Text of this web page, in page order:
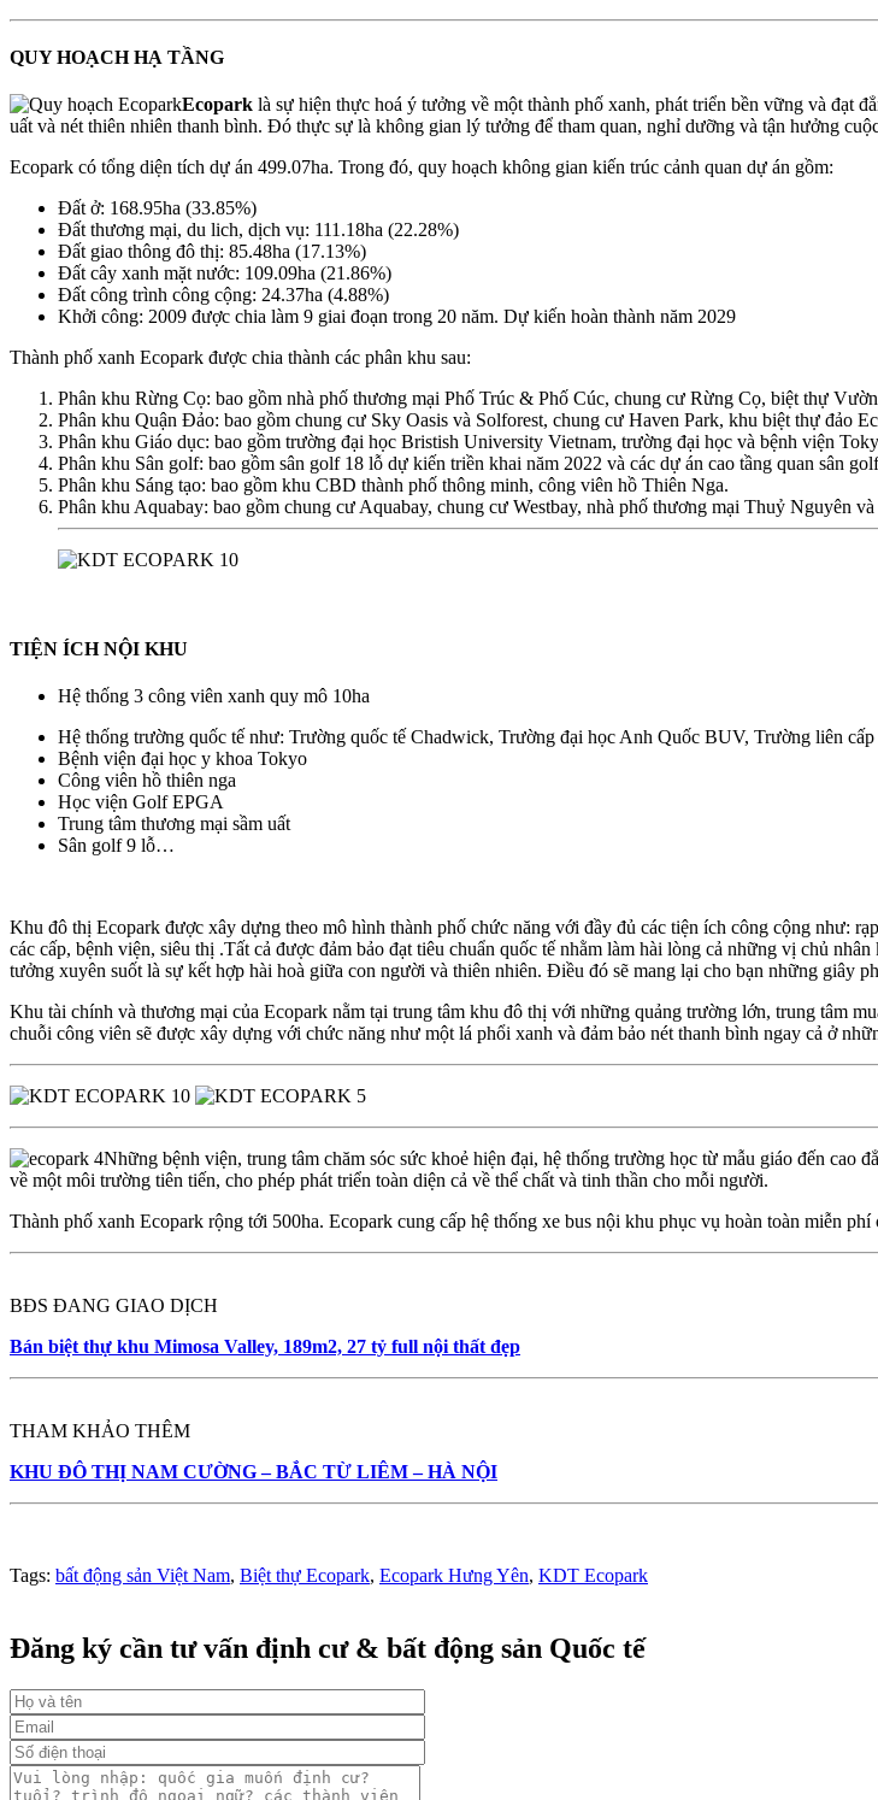
QUY HOẠCH HẠ TẦNG
Ecopark là sự hiện thực hoá ý tưởng về một thành phố xanh, phát triển bền vững và đạt
uất và nét thiên nhiên thanh bình. Đó thực sự là không gian lý tưởng để tham quan, nghỉ dưỡng và tận hưởng
Ecopark có tổng diện tích dự án 499.07ha. Trong đó, quy hoạch không gian kiến trúc cảnh quan dự án gồm:
Đất ở: 168.95ha (33.85%)
Đất thương mại, du lich, dịch vụ: 111.18ha (22.28%)
Đất giao thông đô thị: 85.48ha (17.13%)
Đất cây xanh mặt nước: 109.09ha (21.86%)
Đất công trình công cộng: 24.37ha (4.88%)
Khởi công: 2009 được chia làm 9 giai đoạn trong 20 năm. Dự kiến hoàn thành năm 2029
Thành phố xanh Ecopark được chia thành các phân khu sau:
Phân khu Rừng Cọ: bao gồm nhà phố thương mại Phố Trúc & Phố Cúc, chung cư Rừng Cọ, biệt thự
Phân khu Quận Đảo: bao gồm chung cư Sky Oasis và Solforest, chung cư Haven Park, khu biệt thự đảo
Phân khu Giáo dục: bao gồm trường đại học Bristish University Vietnam, trường đại học và bệnh viện
Phân khu Sân golf: bao gồm sân golf 18 lỗ dự kiến triền khai năm 2022 và các dự án cao tầng quan sân
Phân khu Sáng tạo: bao gồm khu CBD thành phố thông minh, công viên hồ Thiên Nga.
Phân khu Aquabay: bao gồm chung cư Aquabay, chung cư Westbay, nhà phố thương mại Thuỷ Nguyên
TIỆN ÍCH NỘI KHU
Hệ thống 3 công viên xanh quy mô 10ha
Hệ thống trường quốc tế như: Trường quốc tế Chadwick, Trường đại học Anh Quốc BUV, Trường liên
Bệnh viện đại học y khoa Tokyo
Công viên hồ thiên nga
Học viện Golf EPGA
Trung tâm thương mại sầm uất
Sân golf 9 lỗ…
Khu đô thị Ecopark được xây dựng theo mô hình thành phố chức năng với đầy đủ các tiện ích công cộng như:
các cấp, bệnh viện, siêu thị .Tất cả được đảm bảo đạt tiêu chuẩn quốc tế nhằm làm hài lòng cả những vị chủ
tưởng xuyên suốt là sự kết hợp hài hoà giữa con người và thiên nhiên. Điều đó sẽ mang lại cho bạn những giây
Khu tài chính và thương mại của Ecopark nằm tại trung tâm khu đô thị với những quảng trường lớn, trung tâm
chuỗi công viên sẽ được xây dựng với chức năng như một lá phổi xanh và đảm bảo nét thanh bình ngay cả ở
Những bệnh viện, trung tâm chăm sóc sức khoẻ hiện đại, hệ thống trường học từ mẫu giáo đến
về một môi trường tiên tiến, cho phép phát triển toàn diện cả về thể chất và tinh thần cho mỗi người.
Thành phố xanh Ecopark rộng tới 500ha. Ecopark cung cấp hệ thống xe bus nội khu phục vụ hoàn toàn miễn
BĐS ĐANG GIAO DỊCH
Bán biệt thự khu Mimosa Valley, 189m2, 27 tỷ full nội thất đẹp
THAM KHẢO THÊM
KHU ĐÔ THỊ NAM CƯỜNG – BẮC TỪ LIÊM – HÀ NỘI
Tags: bất động sản Việt Nam, Biệt thự Ecopark, Ecopark Hưng Yên, KDT Ecopark
Đăng ký cần tư vấn định cư & bất động sản Quốc tế